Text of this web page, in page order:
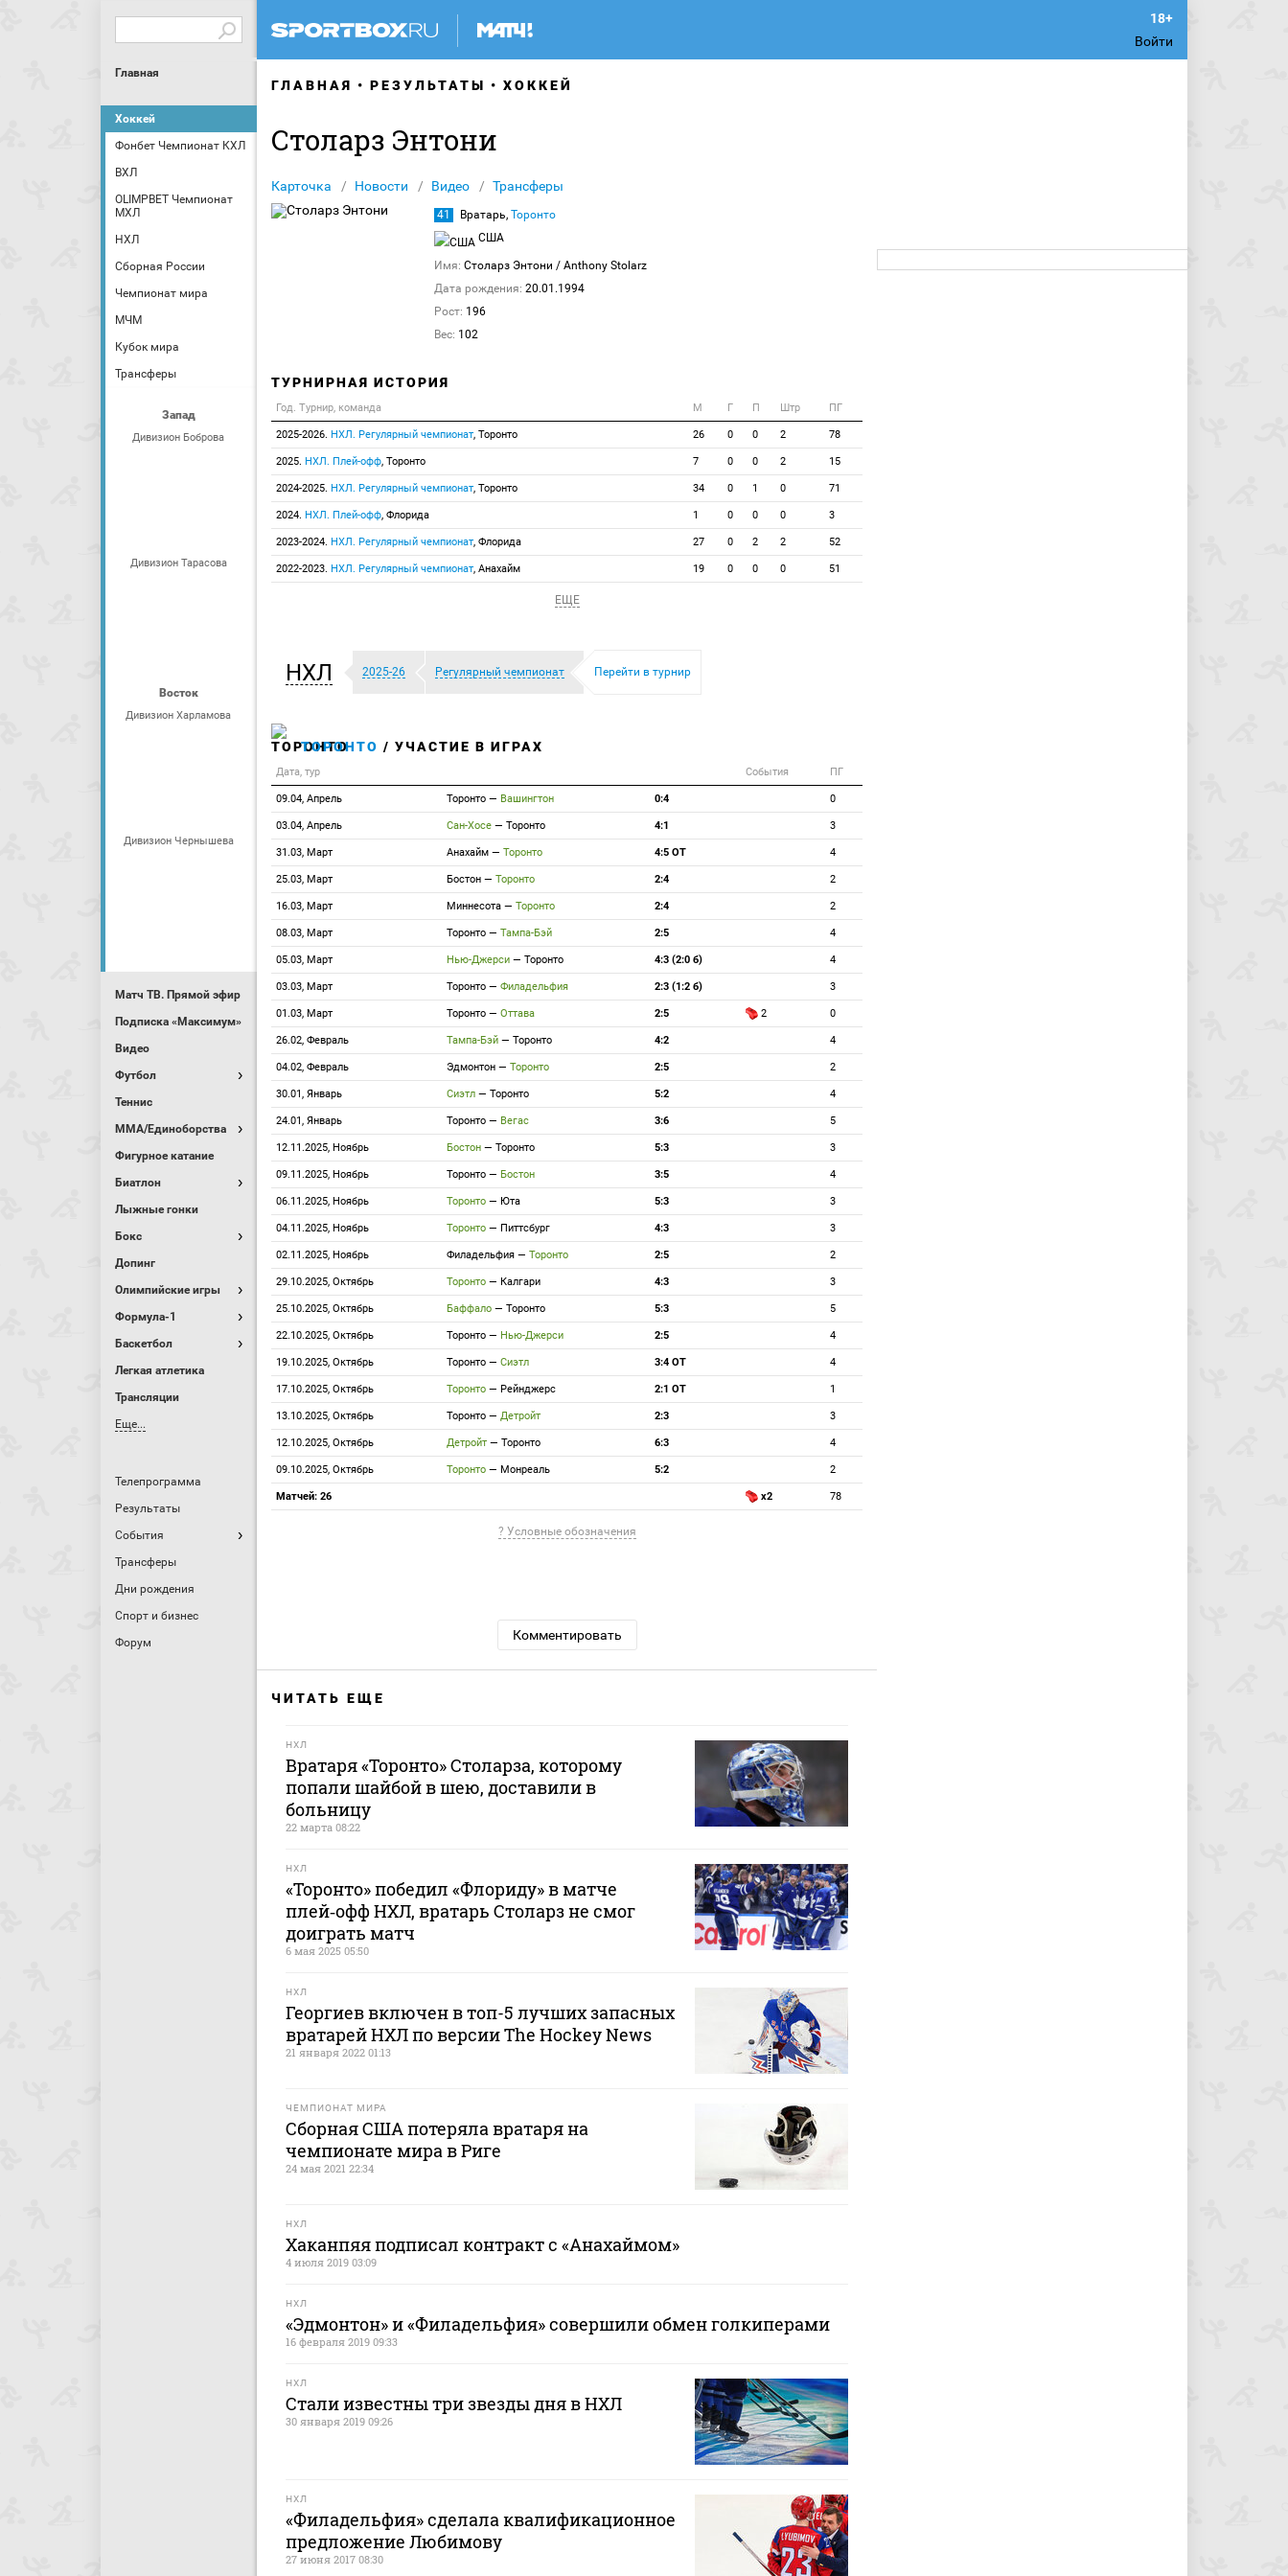
Войти
Главная
Хоккей
Фонбет Чемпионат КХЛ
ВХЛ
OLIMPBET Чемпионат
МХЛ
НХЛ
Сборная России
Чемпионат мира
МЧМ
Кубок мира
Трансферы
Запад
Дивизион Боброва
Дивизион Тарасова
Восток
Дивизион Харламова
Дивизион Чернышева
Матч ТВ. Прямой эфир
Подписка «Максимум»
Видео
Футбол
Теннис
MMA/Единоборства
Фигурное катание
Биатлон
Лыжные гонки
Бокс
Допинг
Олимпийские игры
Формула-1
Баскетбол
Легкая атлетика
Трансляции
Еще...
Телепрограмма
Результаты
События
Трансферы
Дни рождения
Спорт и бизнес
Форум
ГЛАВНАЯ РЕЗУЛЬТАТЫ ХОККЕЙ
Столарз Энтони
Карточка Новости Видео Трансферы
41 Вратарь, Торонто
США
Имя: Столарз Энтони / Anthony Stolarz
Дата рождения: 20.01.1994
Рост: 196
Вес: 102
ТУРНИРНАЯ ИСТОРИЯ
Год. Турнир, команда М Г П Штр ПГ
2025-2026. НХЛ. Регулярный чемпионат, Торонто 26 0 0 2 78
2025. НХЛ. Плей-офф, Торонто 7 0 0 2 15
2024-2025. НХЛ. Регулярный чемпионат, Торонто 34 0 1 0 71
2024. НХЛ. Плей-офф, Флорида 1 0 0 0 3
2023-2024. НХЛ. Регулярный чемпионат, Флорида 27 0 2 2 52
2022-2023. НХЛ. Регулярный чемпионат, Анахайм 19 0 0 0 51
ЕЩЕ
НХЛ 2025-26 Регулярный чемпионат Перейти в турнир
ТОРОНТО / УЧАСТИЕ В ИГРАХ
Дата, тур События ПГ
09.04, Апрель Торонто — Вашингтон 0:4 0
03.04, Апрель Сан-Хосе — Торонто 4:1 3
31.03, Март Анахайм — Торонто 4:5 ОТ 4
25.03, Март Бостон — Торонто 2:4 2
16.03, Март Миннесота — Торонто 2:4 2
08.03, Март Торонто — Тампа-Бэй 2:5 4
05.03, Март Нью-Джерси — Торонто 4:3 (2:0 б) 4
03.03, Март Торонто — Филадельфия 2:3 (1:2 б) 3
01.03, Март Торонто — Оттава 2:5 2 0
26.02, Февраль Тампа-Бэй — Торонто 4:2 4
04.02, Февраль Эдмонтон — Торонто 2:5 2
30.01, Январь Сиэтл — Торонто 5:2 4
24.01, Январь Торонто — Вегас 3:6 5
12.11.2025, Ноябрь Бостон — Торонто 5:3 3
09.11.2025, Ноябрь Торонто — Бостон 3:5 4
06.11.2025, Ноябрь Торонто — Юта 5:3 3
04.11.2025, Ноябрь Торонто — Питтсбург 4:3 3
02.11.2025, Ноябрь Филадельфия — Торонто 2:5 2
29.10.2025, Октябрь Торонто — Калгари 4:3 3
25.10.2025, Октябрь Баффало — Торонто 5:3 5
22.10.2025, Октябрь Торонто — Нью-Джерси 2:5 4
19.10.2025, Октябрь Торонто — Сиэтл 3:4 ОТ 4
17.10.2025, Октябрь Торонто — Рейнджерс 2:1 ОТ 1
13.10.2025, Октябрь Торонто — Детройт 2:3 3
12.10.2025, Октябрь Детройт — Торонто 6:3 4
09.10.2025, Октябрь Торонто — Монреаль 5:2 2
Матчей: 26 x2 78
? Условные обозначения
Комментировать
ЧИТАТЬ ЕЩЕ
НХЛ
Вратаря «Торонто» Столарза, которому
попали шайбой в шею, доставили в
больницу
22 марта 08:22
НХЛ
«Торонто» победил «Флориду» в матче
плей‑офф НХЛ, вратарь Столарз не смог
доиграть матч
6 мая 2025 05:50
НХЛ
Георгиев включен в топ-5 лучших запасных
вратарей НХЛ по версии The Hockey News
21 января 2022 01:13
ЧЕМПИОНАТ МИРА
Сборная США потеряла вратаря на
чемпионате мира в Риге
24 мая 2021 22:34
НХЛ
Хаканпяя подписал контракт с «Анахаймом»
4 июля 2019 03:09
НХЛ
«Эдмонтон» и «Филадельфия» совершили обмен голкиперами
16 февраля 2019 09:33
НХЛ
Стали известны три звезды дня в НХЛ
30 января 2019 09:26
НХЛ
«Филадельфия» сделала квалификационное
предложение Любимову
27 июня 2017 08:30